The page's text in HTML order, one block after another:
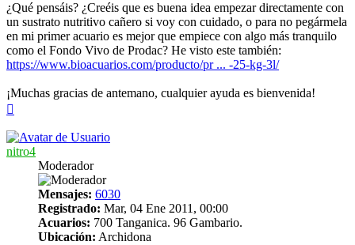
¿Qué pensáis? ¿Creéis que es buena idea empezar directamente con
un sustrato nutritivo cañero si voy con cuidado, o para no pegármela
en mi primer acuario es mejor que empiece con algo más tranquilo
como el Fondo Vivo de Prodac? He visto este también:
https://www.bioacuarios.com/producto/pr ... -25-kg-3l/
¡Muchas gracias de antemano, cualquier ayuda es bienvenida!
nitro4
Moderador
Mensajes: 6030
Registrado: Mar, 04 Ene 2011, 00:00
Acuarios: 700 Tanganica. 96 Gambario.
Ubicación: Archidona